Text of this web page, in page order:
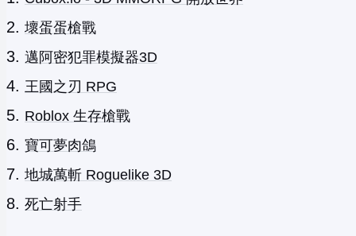
壞蛋蛋槍戰
邁阿密犯罪模擬器3D
王國之刃 RPG
Roblox 生存槍戰
寶可夢肉鴿
地城萬斬 Roguelike 3D
死亡射手